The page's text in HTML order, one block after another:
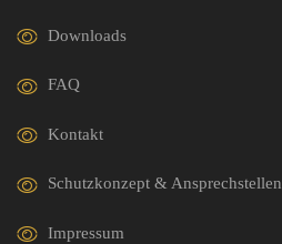
Downloads
FAQ
Kontakt
Schutzkonzept & Ansprechstellen
Impressum